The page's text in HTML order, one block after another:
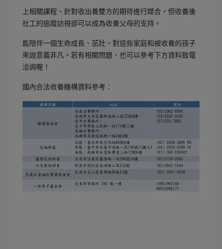
上相關課程、針對收出養雙方的期待進行媒合。但收養後
社工的追蹤訪視卻可以成為收養父母的支持。
能陪伴一個生命成長、茁壯，對這些家庭和被收養的孩子
來說意義非凡。若有相關問題，也可以參考下方資料致電
洽詢喔！
國內合法收養機構資料參考：